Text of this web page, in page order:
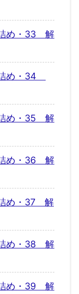
め・33 解
め・34
め・35 解
め・36 解
め・37 解
め・38 解
め・39 解